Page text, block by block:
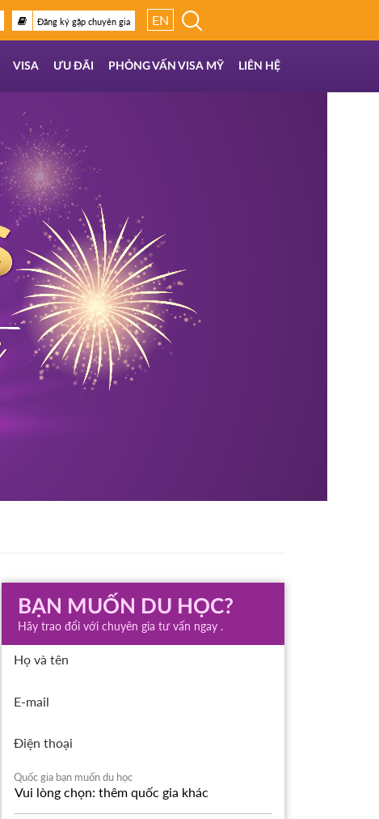
Đăng ký gặp chuyên gia EN
VISA ƯU ĐÃI PHỎNG VẤN VISA MỸ LIÊN HỆ
BẠN MUỐN DU HỌC?
Hãy trao đổi với chuyên gia tư vấn ngay .
Họ và tên
E-mail
Điện thoại
Quốc gia bạn muốn du học